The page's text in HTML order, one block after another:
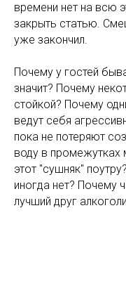
времени нет на всю
закрыть статью.
уже закончил.
Почему у гостей
значит? Почему
стойкой? Почему
ведут себя
пока не потеряют
воду в промежутках
этот "сушняк"
иногда нет? Почему
лучший друг